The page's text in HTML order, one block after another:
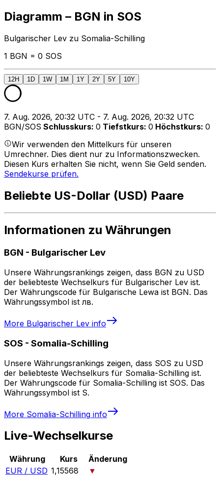
Diagramm – BGN in SOS
Bulgarischer Lev zu Somalia-Schilling
1 BGN = 0 SOS
12H 1D 1W 1M 1Y 2Y 5Y 10Y
7. Aug. 2026, 20:32 UTC - 7. Aug. 2026, 20:32 UTC
BGN/SOS Schlusskurs: 0 Tiefstkurs: 0 Höchstkurs: 0
Wir verwenden den Mittelkurs für unseren
Umrechner. Dies dient nur zu Informationszwecken.
Diesen Kurs erhalten Sie nicht, wenn Sie Geld senden.
Sendekurse prüfen.
Beliebte US-Dollar (USD) Paare
Informationen zu Währungen
BGN - Bulgarischer Lev
Unsere Währungsrankings zeigen, dass BGN zu USD
der beliebteste Wechselkurs für Bulgarischer Lev ist.
Der Währungscode für Bulgarische Lewa ist BGN. Das
Währungssymbol ist лв.
More Bulgarischer Lev info
SOS - Somalia-Schilling
Unsere Währungsrankings zeigen, dass SOS zu USD
der beliebteste Wechselkurs für Somalia-Schilling ist.
Der Währungscode für Somalia-Schilling ist SOS. Das
Währungssymbol ist S.
More Somalia-Schilling info
Live-Wechselkurse
Währung Kurs
Änderung
EUR / USD 1,15568
▼